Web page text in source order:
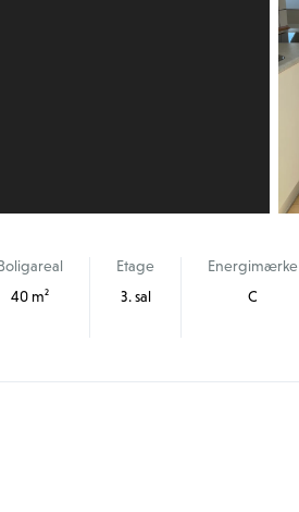
40 m²
Etage
3. sal
Energimærke
C